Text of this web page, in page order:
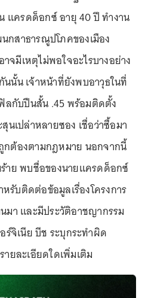
แครดด็อกซ์ อายุ 40 ปี ทำงาน
กสาธารณูปโภคของเมือง
าจมีเหตุไม่พอใจอะไรบางอย่าง
นั้น เจ้าหน้าที่ยังพบอาวุธในที่
ลกับปืนสั้น .45 พร้อมติดตั้ง
นเปล่าหลายซอง เชื่อว่าซื้อมา
ต้องตามกฎหมาย นอกจากนี้
าย พบชื่อของนายแครดด็อกซ์
รับติดต่อข้อมูลเรื่องโครงการ
มา และมีประวัติอาชญากรรม
ร์จิเนีย บีช ระบุกระทำผิด
ยละเอียดใดเพิ่มเติม